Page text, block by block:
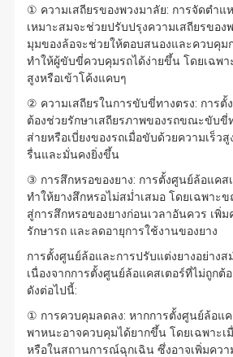
① ความเสถียรของพวงมาลัย: การจัดตำแ
เหมาะสมจะช่วยปรับปรุงความเสถียรของ
มุมของล้อจะช่วยให้ตอบสนองและควบคุม
ทำให้ผู้ขับขี่ควบคุมรถได้ง่ายขึ้น โดยเฉพา
สูงหรือเข้าโค้งแคบๆ
② ความเสถียรในการขับขี่ทางตรง: การตั้
ต้องช่วยรักษาเสถียรภาพของรถขณะขับขี่
ส่ายหรือเบี่ยงของรถเมื่อขับด้วยความเร็ว
รื่นและมั่นคงยิ่งขึ้น
③ การสึกหรอของยาง: การตั้งศูนย์ล้อแคส
ทำให้ยางสึกหรอไม่สม่ำเสมอ โดยเฉพาะ
สู่การสึกหรอของยางก่อนเวลาอันควร เพิ่
รักษารถ และลดอายุการใช้งานของยาง
การตั้งศูนย์ล้อและการปรับแต่งยางอย่างส
เนื่องจากการตั้งศูนย์ล้อแคสเตอร์ที่ไม่ถูกต้
ดังต่อไปนี้:
① การควบคุมลดลง: หากการตั้งศูนย์ล้อแค
พาหนะอาจควบคุมได้ยากขึ้น โดยเฉพาะ
หรือในสถานการณ์ฉุกเฉิน ซึ่งอาจเพิ่มคว